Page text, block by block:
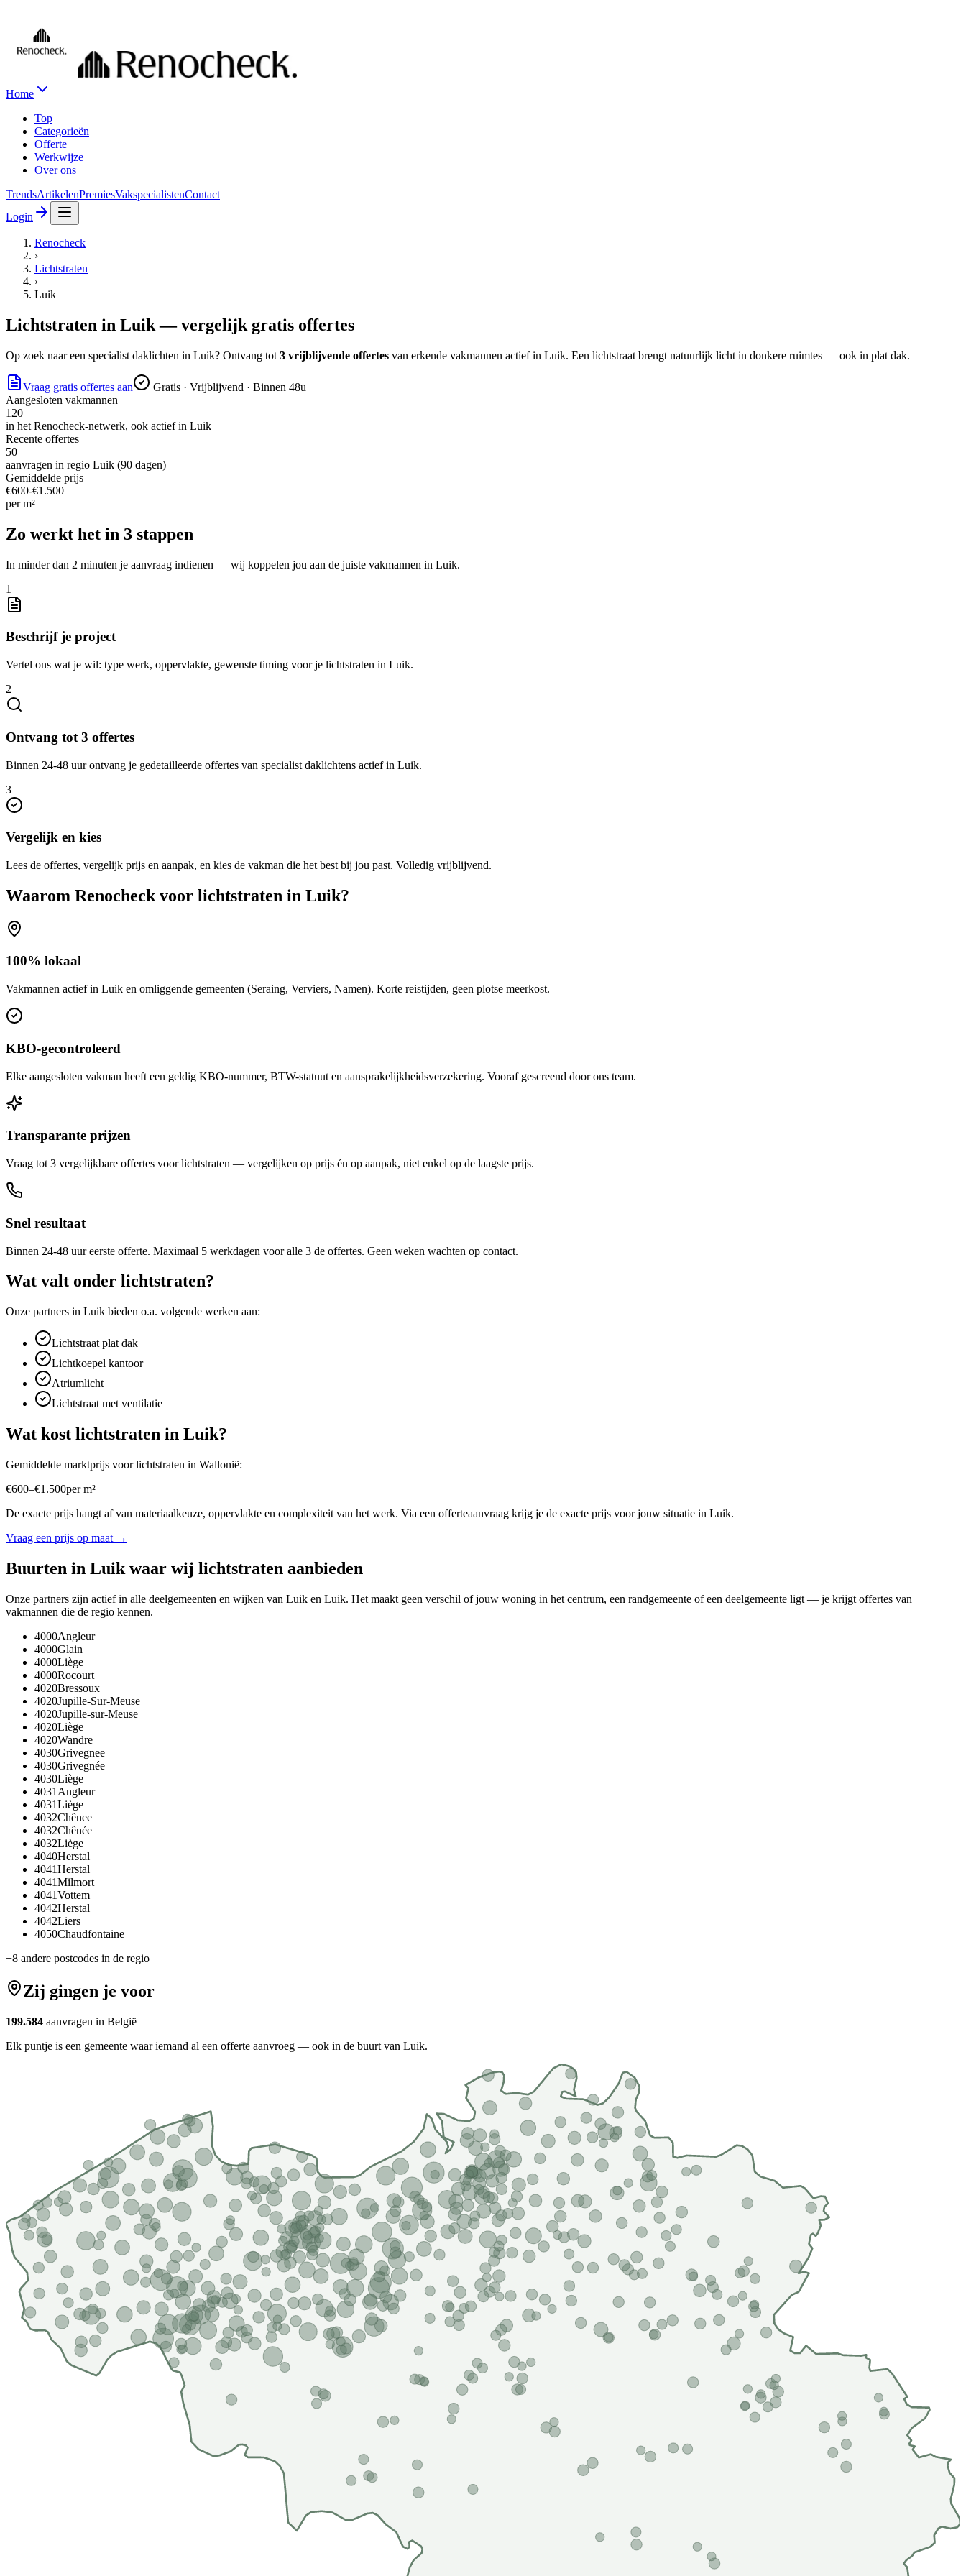
Home
Top
Categorieën
Offerte
Werkwijze
Over ons
TrendsArtikelenPremiesVakspecialistenContact
Login
Renocheck
›
Lichtstraten
›
Luik
Lichtstraten in Luik— vergelijk gratis offertes
Op zoek naareen specialist daklichten in Luik? Ontvang tot 3 vrijblijvende offertes van erkende vakmannen actief in Luik. Een lichtstraat brengt natuurlijk licht in donkere ruimtes — ook in plat dak.
Vraag gratis offertes aan
Gratis · Vrijblijvend · Binnen 48u
Aangesloten vakmannen
120
in het Renocheck-netwerk, ook actief in Luik
Recente offertes
50
aanvragen in regio Luik (90 dagen)
Gemiddelde prijs
€600-€1.500
perm²
Zo werkt het in 3 stappen
In minder dan 2 minuten je aanvraag indienen — wij koppelen jou aan de juiste vakmannen in Luik.
1
Beschrijf je project
Vertel ons wat je wil: type werk, oppervlakte, gewenste timing voor je lichtstraten in Luik.
2
Ontvang tot 3 offertes
Binnen 24-48 uur ontvang je gedetailleerde offertes van specialist daklichtens actief in Luik.
3
Vergelijk en kies
Lees de offertes, vergelijk prijs en aanpak, en kies de vakman die het best bij jou past. Volledig vrijblijvend.
Waarom Renocheck voor lichtstraten in Luik?
100% lokaal
Vakmannen actief in Luik en omliggende gemeenten (Seraing, Verviers, Namen). Korte reistijden, geen plotse meerkost.
KBO-gecontroleerd
Elke aangesloten vakman heeft een geldig KBO-nummer, BTW-statuut en aansprakelijkheidsverzekering. Vooraf gescreend door ons team.
Transparante prijzen
Vraag tot 3 vergelijkbare offertes voor lichtstraten — vergelijken op prijs én op aanpak, niet enkel op de laagste prijs.
Snel resultaat
Binnen 24-48 uur eerste offerte. Maximaal 5 werkdagen voor alle 3 de offertes. Geen weken wachten op contact.
Wat valt onder lichtstraten?
Onze partners in Luik bieden o.a. volgende werken aan:
Lichtstraat plat dak
Lichtkoepel kantoor
Atriumlicht
Lichtstraat met ventilatie
Wat kost lichtstraten in Luik?
Gemiddelde marktprijs voorlichtstraten in Wallonië:
€600–€1.500perm²
De exacte prijs hangt af van materiaalkeuze, oppervlakte en complexiteit van het werk. Via een offerteaanvraag krijg je de exacte prijs voor jouw situatie in Luik.
Vraag een prijs op maat →
Buurten in Luik waar wij lichtstraten aanbieden
Onze partners zijn actief in alle deelgemeenten en wijken van Luik en Luik. Het maakt geen verschil of jouw woning in het centrum, een randgemeente of een deelgemeente ligt — je krijgt offertes van
vakmannen die de regio kennen.
4000Angleur
4000Glain
4000Liège
4000Rocourt
4020Bressoux
4020Jupille-Sur-Meuse
4020Jupille-sur-Meuse
4020Liège
4020Wandre
4030Grivegnee
4030Grivegnée
4030Liège
4031 Angleur
4031Liège
4032Chênee
4032Chênée
4032Liège
4040Herstal
4041Herstal
4041Milmort
4041Vottem
4042Herstal
4042Liers
4050Chaudfontaine
+8 andere postcodes in de regio
Zij gingen je voor
199.584 aanvragen in België
Elk puntje is een gemeente waar iemand al een offerte aanvroeg — ook in de buurt van Luik.